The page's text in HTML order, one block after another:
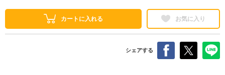
カートに入れる お気に入り
シェアする